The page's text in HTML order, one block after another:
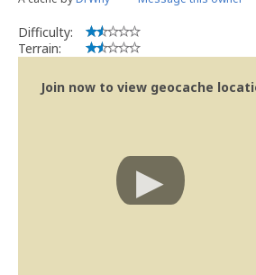
Difficulty:
Terrain:
Join now to view geocache